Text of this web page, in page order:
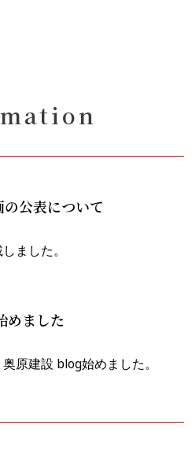
公表について
ました。
ました
原建設 blog始めました。